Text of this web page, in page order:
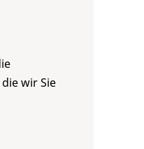
wir Sie